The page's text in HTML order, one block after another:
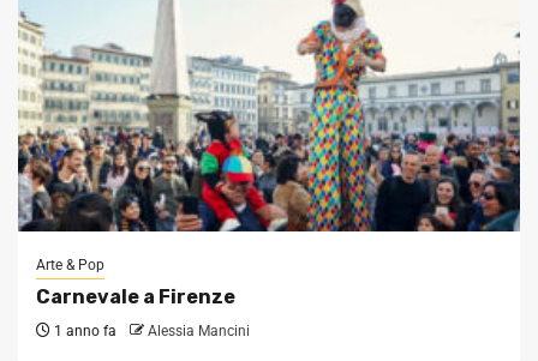
Arte & Pop
Carnevale a Firenze
1 anno fa Alessia Mancini